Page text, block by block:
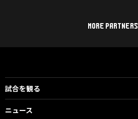
MORE PARTNERS
試合を観る
ニュース